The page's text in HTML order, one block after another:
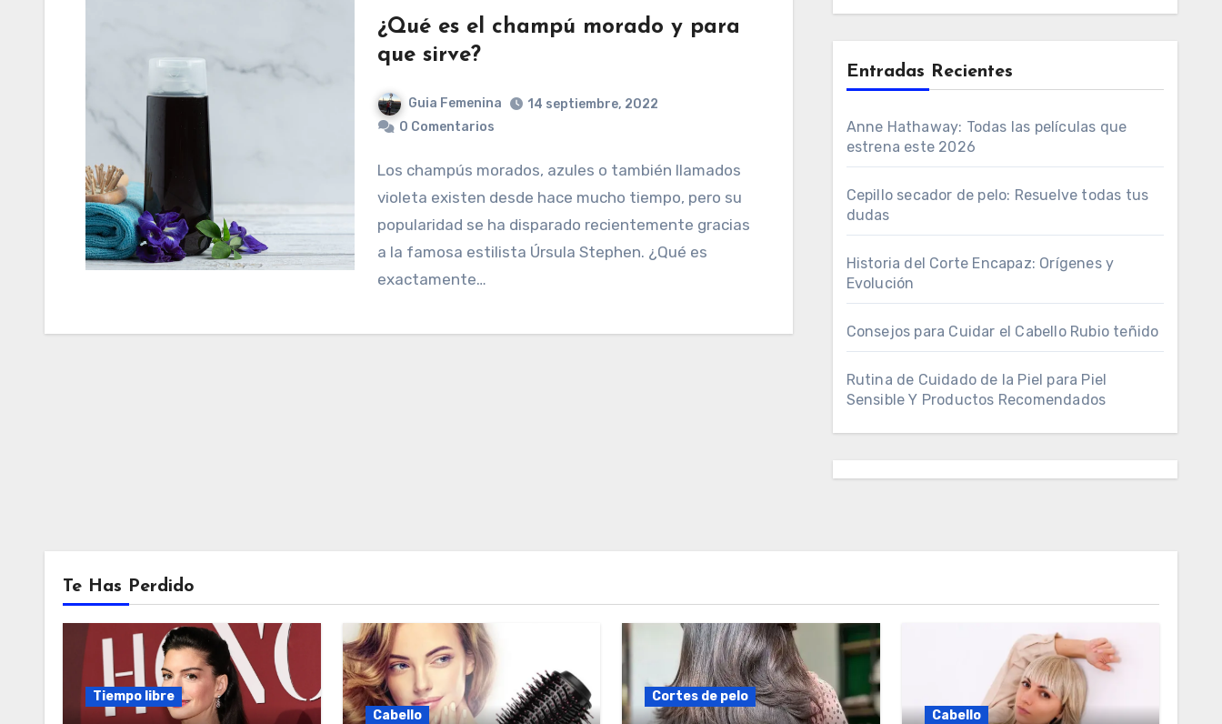
¿Qué es el champú morado y para
que sirve?
Guia Femenina
14 septiembre, 2022
0 Comentarios
Los champús morados, azules o también llamados
violeta existen desde hace mucho tiempo, pero su
popularidad se ha disparado recientemente gracias
a la famosa estilista Úrsula Stephen. ¿Qué es
exactamente…
Entradas Recientes
Anne Hathaway: Todas las películas que
estrena este 2026
Cepillo secador de pelo: Resuelve todas tus
dudas
Historia del Corte Encapaz: Orígenes y
Evolución
Consejos para Cuidar el Cabello Rubio teñido
Rutina de Cuidado de la Piel para Piel
Sensible Y Productos Recomendados
Te Has Perdido
Tiempo libre
Cabello
Cortes de pelo
Cabello